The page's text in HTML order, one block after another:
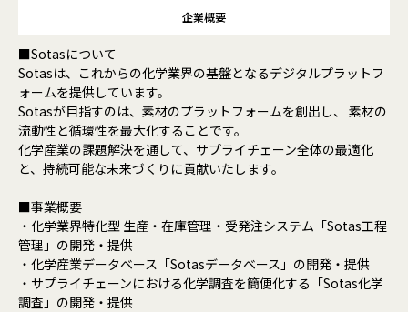
企業概要
■Sotasについて
Sotasは、これからの化学業界の基盤となるデジタルプラットフ
ォームを提供しています。
Sotasが目指すのは、素材のプラットフォームを創出し、 素材の
流動性と循環性を最大化することです。
化学産業の課題解決を通して、サプライチェーン全体の最適化
と、持続可能な未来づくりに貢献いたします。
■事業概要
・化学業界特化型 生産・在庫管理・受発注システム「Sotas工程
管理」の開発・提供
・化学産業データベース「Sotasデータベース」の開発・提供
・サプライチェーンにおける化学調査を簡便化する「Sotas化学
調査」の開発・提供